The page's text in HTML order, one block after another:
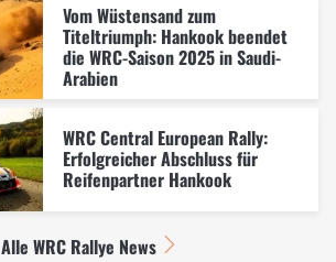
Vom Wüstensand zum
Titeltriumph: Hankook beendet
die WRC-Saison 2025 in Saudi-
Arabien
WRC Central European Rally:
Erfolgreicher Abschluss für
Reifenpartner Hankook
Alle WRC Rallye News